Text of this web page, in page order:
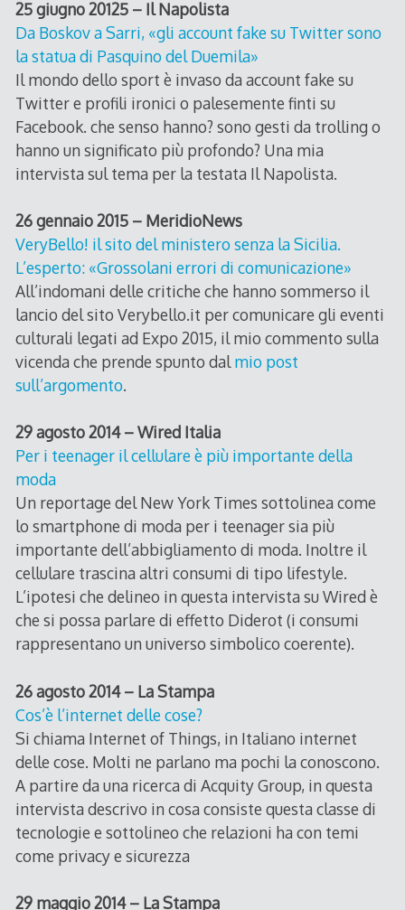
25 giugno 20125 – Il Napolista
Da Boskov a Sarri, «gli account fake su Twitter sono
la statua di Pasquino del Duemila»
Il mondo dello sport è invaso da account fake su
Twitter e profili ironici o palesemente finti su
Facebook. che senso hanno? sono gesti da trolling o
hanno un significato più profondo? Una mia
intervista sul tema per la testata Il Napolista.
26 gennaio 2015 – MeridioNews
VeryBello! il sito del ministero senza la Sicilia.
L’esperto: «Grossolani errori di comunicazione»
All’indomani delle critiche che hanno sommerso il
lancio del sito Verybello.it per comunicare gli eventi
culturali legati ad Expo 2015, il mio commento sulla
vicenda che prende spunto dalmio post
sull’argomento.
29 agosto 2014 – Wired Italia
Per i teenager il cellulare è più importante della
moda
Un reportage del New York Times sottolinea come
lo smartphone di moda per i teenager sia più
importante dell’abbigliamento di moda. Inoltre il
cellulare trascina altri consumi di tipo lifestyle.
L’ipotesi che delineo in questa intervista su Wired è
che si possa parlare di effetto Diderot (i consumi
rappresentano un universo simbolico coerente).
26 agosto 2014 – La Stampa
Cos’è l’internet delle cose?
Si chiama Internet of Things, in Italiano internet
delle cose. Molti ne parlano ma pochi la conoscono.
A partire da una ricerca di Acquity Group, in questa
intervista descrivo in cosa consiste questa classe di
tecnologie e sottolineo che relazioni ha con temi
come privacy e sicurezza
29 maggio 2014 – La Stampa